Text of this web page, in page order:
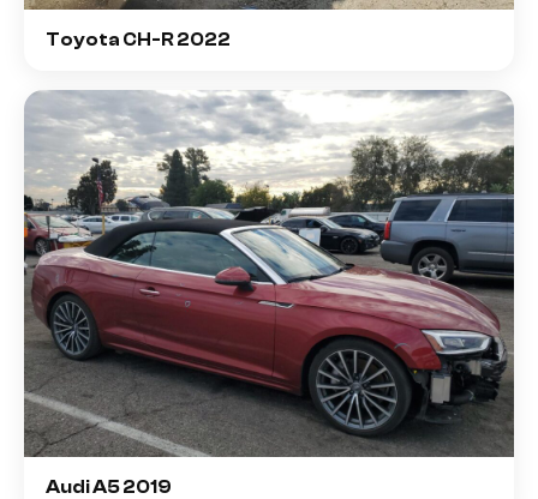
Toyota CH-R 2022
Audi A5 2019